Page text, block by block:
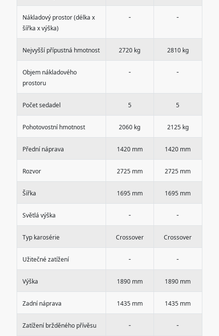
Nákladový prostor (délka x
šířka x výška)
- -
Nejvyšší přípustná hmotnost 2720 kg 2810 kg
Objem nákladového
prostoru
- -
Počet sedadel 5 5
Pohotovostní hmotnost 2060 kg 2125 kg
Přední náprava 1420 mm 1420 mm
Rozvor 2725 mm 2725 mm
Šířka 1695 mm 1695 mm
Světlá výška - -
Typ karosérie Crossover Crossover
Užitečné zatížení - -
Výška 1890 mm 1890 mm
Zadní náprava 1435 mm 1435 mm
Zatížení bržděného přívěsu - -